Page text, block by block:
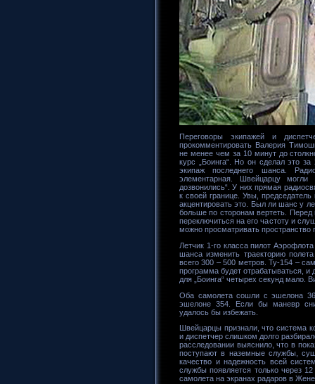
Переговоры экипажей и
прокомментировать Валерия
не менее чем за 10 минут до
курс „Боинга“. Но он сделал это
экипаж последнего шанса.
элементарная. Швейцарцу
дозвонились“. У них прямая
к своей границе. Увы,
акцентировать это. Был ли шанс у
больше по сторонам вертеть. Перед
переключиться на его частоту и
можно просматривать
Летчик 1-го класса пилот
шанса изменить траекторию
всего 300 – 500 метров. Ту-154 –
программа будет отрабатываться, и
для „Боинга“ четырех секунд мало.
Оба самолета сошли с эшелона
эшелоне 354. Если бы маневр
удалось бы избежать.
Швейцарцы признали, что система
и диспетчер слишком долго
расследовании выяснило, что в
поступают в наземные службы,
качество и надежность всей
службы появляется только через
самолета на экранах радаров в